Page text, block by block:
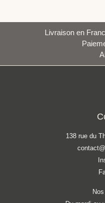
Livraison en
138 rue du